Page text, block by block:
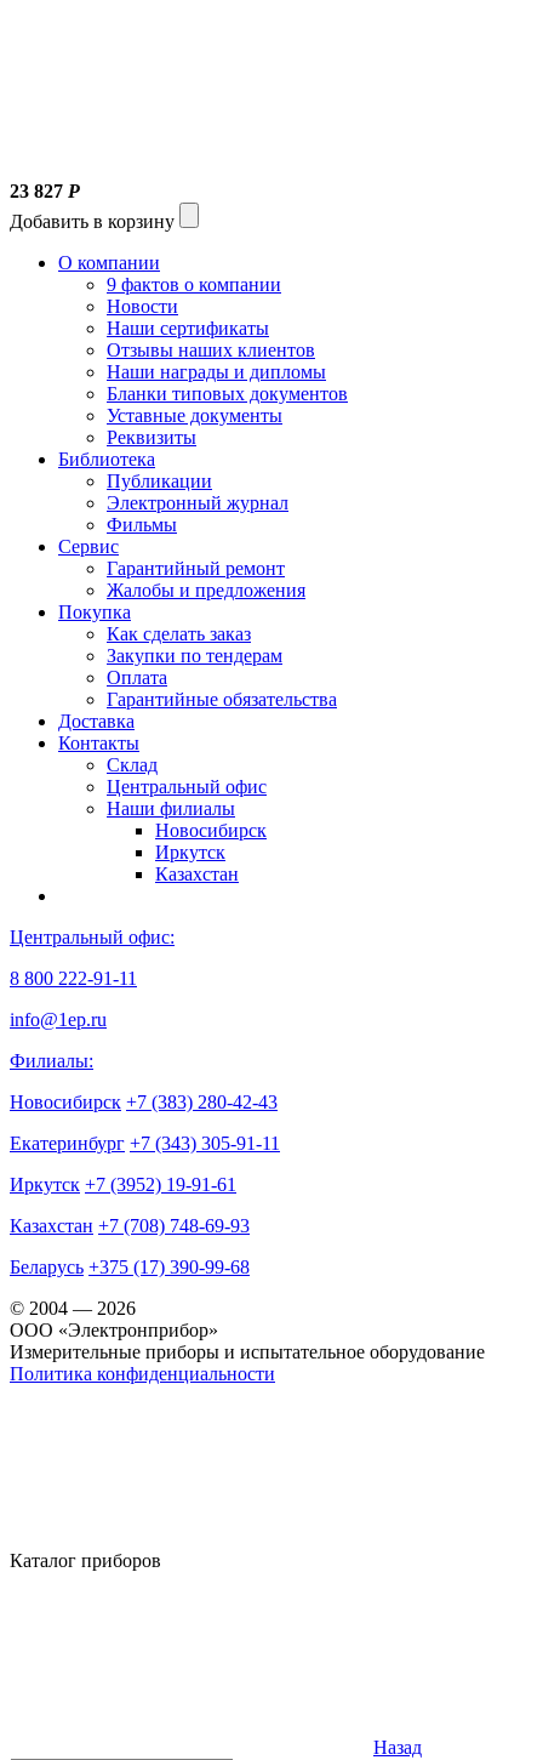
23 827 Р
Добавить в корзину
О компании
9 фактов о компании
Новости
Наши сертификаты
Отзывы наших клиентов
Наши награды и дипломы
Бланки типовых документов
Уставные документы
Реквизиты
Библиотека
Публикации
Электронный журнал
Фильмы
Сервис
Гарантийный ремонт
Жалобы и предложения
Покупка
Как сделать заказ
Закупки по тендерам
Оплата
Гарантийные обязательства
Доставка
Контакты
Склад
Центральный офис
Наши филиалы
Новосибирск
Иркутск
Казахстан
Центральный офис:
8 800 222-91-11
info@1ep.ru
Филиалы:
Новосибирск +7 (383) 280-42-43
Екатеринбург +7 (343) 305-91-11
Иркутск +7 (3952) 19-91-61
Казахстан +7 (708) 748-69-93
Беларусь +375 (17) 390-99-68
© 2004 — 2026
OOO «Электронприбор»
Измерительные приборы и испытательное оборудование
Политика конфиденциальности
Каталог приборов
Назад